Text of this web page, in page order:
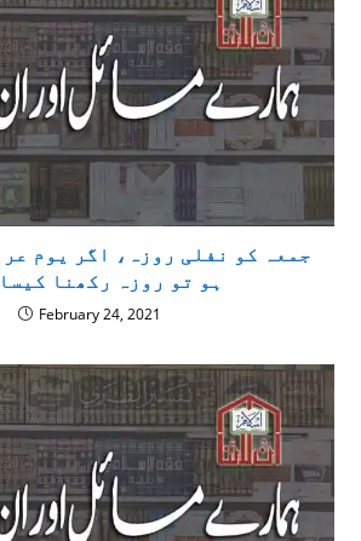
جمعہ کو نفلی روزہ، اگر یوم
ہو تو روزہ رکھنا
February 24, 2021